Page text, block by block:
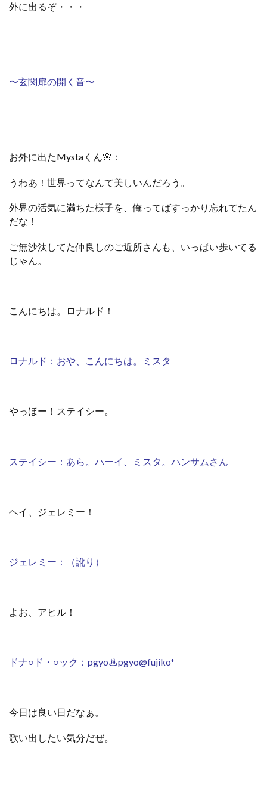
外に出るぞ・・・
〜玄関扉の開く音〜
お外に出たMystaくん🌸：
うわあ！世界ってなんて美しいんだろう。
外界の活気に満ちた様子を、俺ってばすっかり忘れてたん
だな！
ご無沙汰してた仲良しのご近所さんも、いっぱい歩いてる
じゃん。
こんにちは。ロナルド！
ロナルド：おや、こんにちは。ミスタ
やっほー！ステイシー。
ステイシー：あら。ハーイ、ミスタ。ハンサムさん
ヘイ、ジェレミー！
ジェレミー：（訛り）
よお、アヒル！
ドナ○ド・○ック：pgyo♨︎pgyo@fujiko*
今日は良い日だなぁ。
歌い出したい気分だぜ。